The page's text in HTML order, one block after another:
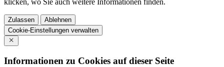
klicken, wo Sie auch weitere Informationen finden.
Zulassen
Ablehnen
Cookie-Einstellungen verwalten
Informationen zu Cookies auf dieser Seite